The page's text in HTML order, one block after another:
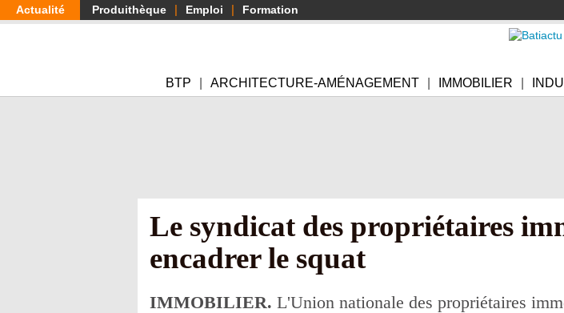
Aller
au
Actualité Produithèque Emploi Formation
BTP ARCHITECTURE-AMÉNAGEMENT IMMOBILIER
Le syndicat des propriétaires
encadrer le squat
IMMOBILIER. L'Union nationale des propriétaires